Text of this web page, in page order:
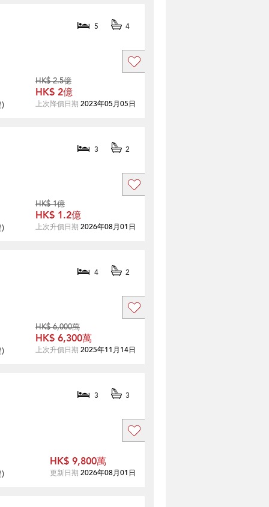
5 4
)
HK$ 2.5億
HK$ 2億
上次降價日期 2023年05月05日
3 2
)
HK$ 1億
HK$ 1.2億
上次升價日期 2026年08月01日
4 2
)
HK$ 6,000萬
HK$ 6,300萬
上次升價日期 2025年11月14日
3 3
)
HK$ 9,800萬
更新日期 2026年08月01日